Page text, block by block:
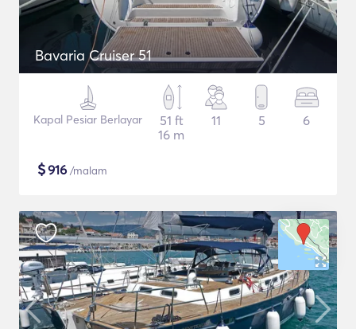
Bavaria Cruiser 51
Kapal Pesiar Berlayar
51 ft
16 m
11 5 6
$916 /malam